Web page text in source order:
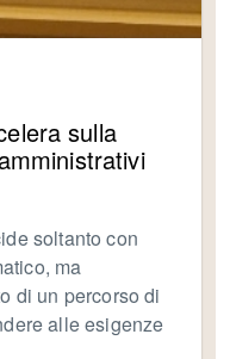
sulla
soltanto con
ma
di un percorso di
alle esigenze